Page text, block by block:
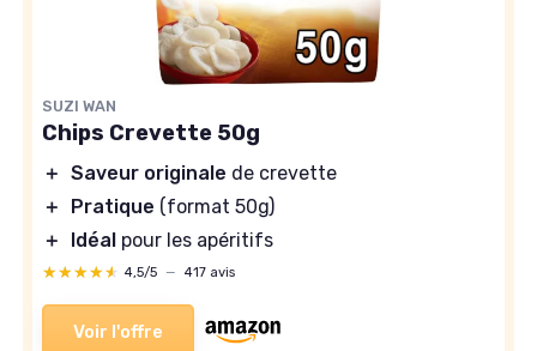
SUZI WAN
Chips Crevette 50g
＋ Saveur originale de crevette
＋
Pratique (format 50g)
＋
Idéal pour les apéritifs
★★★★★
★★★★★ 4,5/5 — 417 avis
Voir l'offre